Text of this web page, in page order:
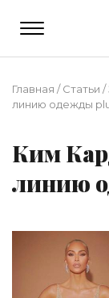
Главная /Статьи /
линию одежды
Ким
линию